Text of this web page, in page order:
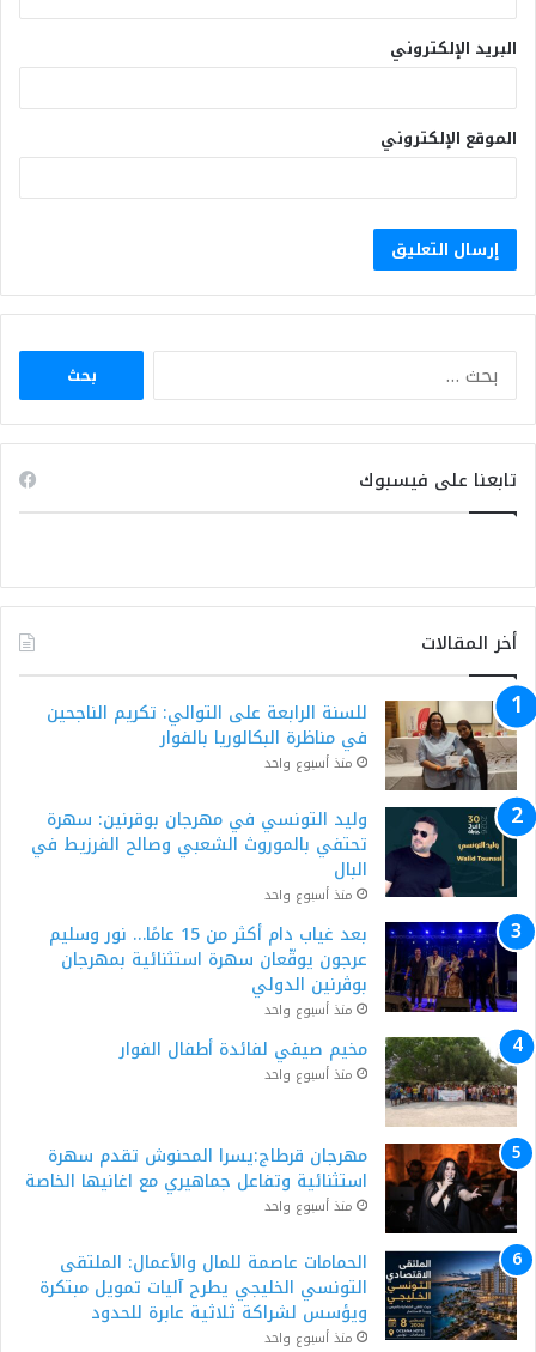
البريد الإلكتروني
الموقع الإلكتروني
البحث
تابعنا على فيسبوك
أخر المقالات
للسنة الرابعة على التوالي: تكريم الناجحين
في مناظرة البكالوريا بالفوار
منذ أسبوع واحد
وليد التونسي في مهرجان بوقرنين: سهرة
تحتفي بالموروث الشعبي وصالح الفرزيط في
البال
منذ أسبوع واحد
بعد غياب دام أكثر من 15 عامًا… نور وسليم
عرجون يوقّعان سهرة استثنائية بمهرجان
بوڨرنين الدولي
منذ أسبوع واحد
مخيم صيفي لفائدة أطفال الفوار
منذ أسبوع واحد
مهرجان قرطاج:يسرا المحنوش تقدم سهرة
استثنائية وتفاعل جماهيري مع اغانيها الخاصة
منذ أسبوع واحد
الحمامات عاصمة للمال والأعمال: الملتقى
التونسي الخليجي يطرح آليات تمويل مبتكرة
ويؤسس لشراكة ثلاثية عابرة للحدود
منذ أسبوع واحد